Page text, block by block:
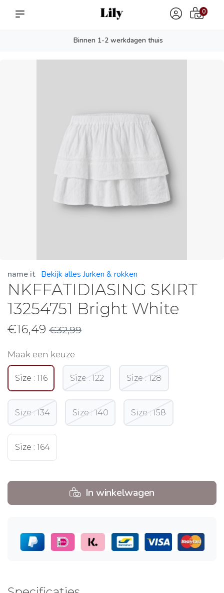
Binnen 1-2 werkdagen thuis
0
name it Bekijk alles Jurken & rokken
NKFFATIDIASING SKIRT
13254751 Bright White
€16,49 €32,99
Maak een keuze
Size : 116 Size : 122 Size : 128
Size : 134 Size : 140 Size : 158
Size : 164
In winkelwagen